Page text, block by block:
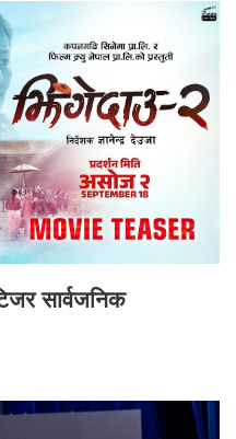
सार्वजनिक